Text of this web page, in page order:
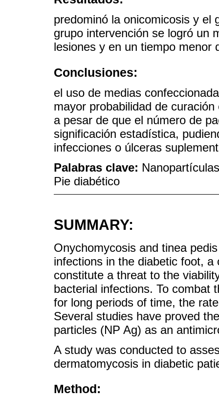
predominó la onicomicosis y el
grupo intervención se logró un
lesiones y en un tiempo menor
Conclusiones:
el uso de medias
mayor probabilidad de
a pesar de que el número de
significación estadística,
infecciones o úlceras
Palabras clave:
Pie diabético
SUMMARY:
Onychomycosis and tinea
infections in the diabetic foot,
constitute a threat to the
bacterial infections. To combat
for long periods of time, the
Several studies have proved
particles (NP Ag) as an
A study was conducted to
dermatomycosis in diabetic
Method: